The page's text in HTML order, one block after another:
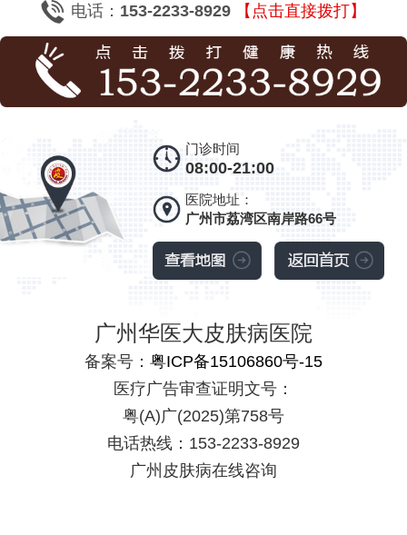
电话： 153-2233-8929 【点击直接拨打】
门诊时间
08:00-21:00
医院地址：
广州市荔湾区南岸路66号
广州华医大皮肤病医院
备案号： 粤ICP备15106860号-15
医疗广告审查证明文号：
粤(A)广(2025)第758号
电话热线：153-2233-8929
广州皮肤病在线咨询